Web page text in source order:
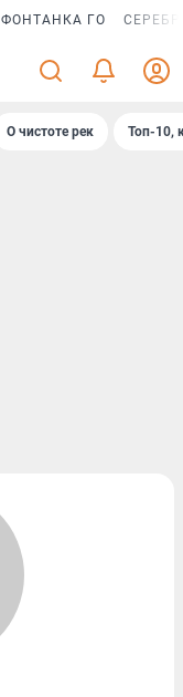
ФОНТАНКА ГО
О чистоте рек Топ-10,